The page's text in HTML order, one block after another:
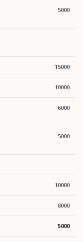
5000
15000
10000
6000
5000
10000
8000
5000